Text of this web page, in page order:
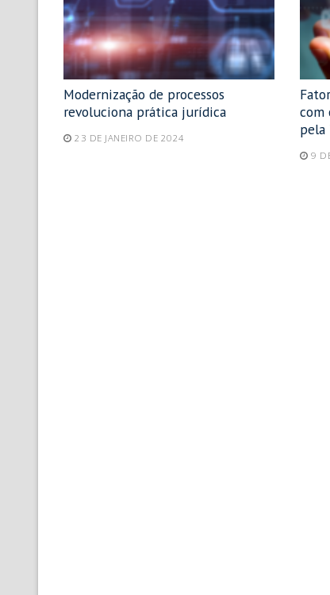
Modernização de processos
revoluciona prática jurídica
23 DE JANEIRO DE 2024
com
pela
9